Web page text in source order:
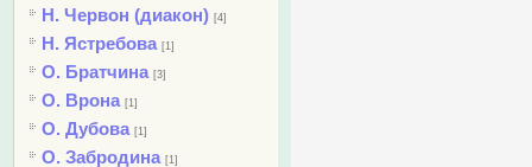
Н. Червон (диакон) [4]
Н. Ястребова [1]
О. Братчина [3]
О. Врона [1]
О. Дубова [1]
О. Забродина [1]